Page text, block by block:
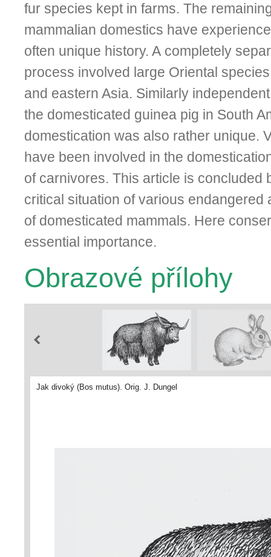
fur species kept in farms. The
mammalian domestics have
often unique history. A completely
process involved large Oriental
and eastern Asia. Similarly
the domesticated guinea pig in South
domestication was also rather unique.
have been involved in the
of carnivores. This article is concluded
critical situation of various endangered
of domesticated mammals. Here
essential importance.
Obrazové přílohy
Jak divoký (Bos mutus). Orig. J. Dungel